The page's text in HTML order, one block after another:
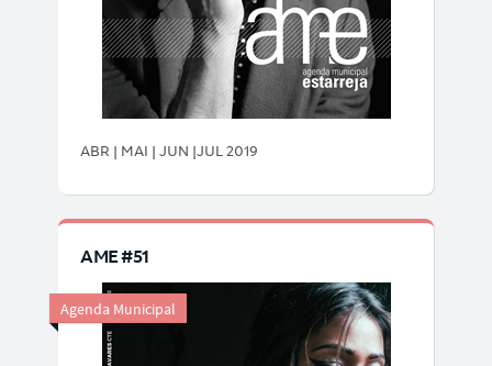
ABR | MAI | JUN |JUL 2019
AME #51
Agenda Municipal